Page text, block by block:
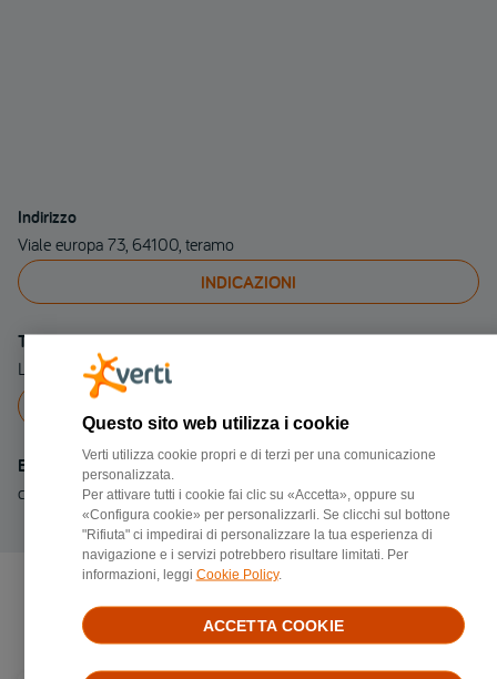
Indirizzo
Viale europa 73, 64100, teramo
INDICAZIONI
Telefono
Linea fissa 0861410359
Email
carrozzeriapellanerac@gmail.com
Negozi di riparazione più vicini
Questo sito web utilizza i cookie
Verti utilizza cookie propri e di terzi per una comunicazione
personalizzata.
Per attivare tutti i cookie fai clic su «Accetta», oppure su
«Configura cookie» per personalizzarli. Se clicchi sul bottone
"Rifiuta" ci impedirai di personalizzare la tua esperienza di
navigazione e i servizi potrebbero risultare limitati. Per
informazioni, leggi Cookie Policy.
ACCETTA COOKIE